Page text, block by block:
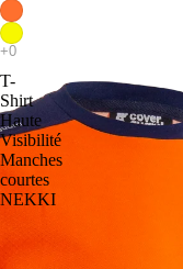
T-
Shirt
Haute
Visibilité
Manches
courtes
NEKKI